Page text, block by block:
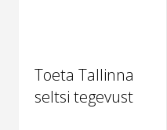
Toeta Tallinna
seltsi tegevust